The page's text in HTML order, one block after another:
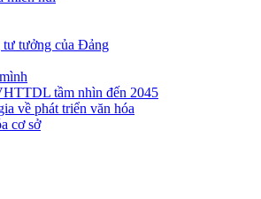
tư tưởng của Đảng
tầm nhìn đến 2045
về phát triển văn hóa
cơ sở